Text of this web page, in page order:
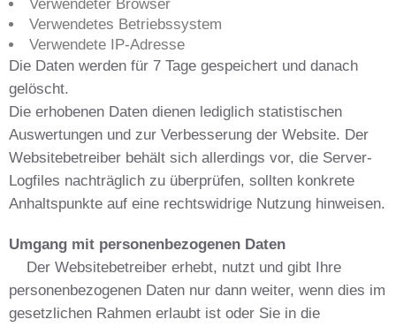
Verwendeter Browser
Verwendetes Betriebssystem
Verwendete IP-Adresse
Die Daten werden für 7 Tage gespeichert und danach
gelöscht.
Die erhobenen Daten dienen lediglich statistischen
Auswertungen und zur Verbesserung der Website. Der
Websitebetreiber behält sich allerdings vor, die Server-
Logfiles nachträglich zu überprüfen, sollten konkrete
Anhaltspunkte auf eine rechtswidrige Nutzung hinweisen.
Umgang mit personenbezogenen Daten
Der Websitebetreiber erhebt, nutzt und gibt Ihre
personenbezogenen Daten nur dann weiter, wenn dies im
gesetzlichen Rahmen erlaubt ist oder Sie in die